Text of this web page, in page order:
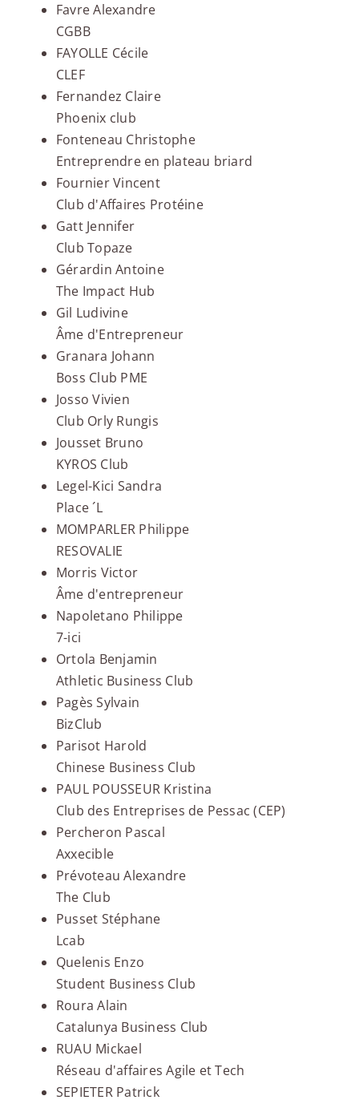
Favre Alexandre
CGBB
FAYOLLE Cécile
CLEF
Fernandez Claire
Phoenix club
Fonteneau Christophe
Entreprendre en plateau briard
Fournier Vincent
Club d'Affaires Protéine
Gatt Jennifer
Club Topaze
Gérardin Antoine
The Impact Hub
Gil Ludivine
Âme d'Entrepreneur
Granara Johann
Boss Club PME
Josso Vivien
Club Orly Rungis
Jousset Bruno
KYROS Club
Legel-Kici Sandra
Place ´L
MOMPARLER Philippe
RESOVALIE
Morris Victor
Âme d'entrepreneur
Napoletano Philippe
7-ici
Ortola Benjamin
Athletic Business Club
Pagès Sylvain
BizClub
Parisot Harold
Chinese Business Club
PAUL POUSSEUR Kristina
Club des Entreprises de Pessac (CEP)
Percheron Pascal
Axxecible
Prévoteau Alexandre
The Club
Pusset Stéphane
Lcab
Quelenis Enzo
Student Business Club
Roura Alain
Catalunya Business Club
RUAU Mickael
Réseau d'affaires Agile et Tech
SEPIETER Patrick